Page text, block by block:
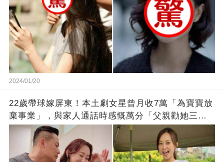
2024/01/20
22歲帶球嫁屏東！本土劇女星曾月收7萬「為寶寶放
棄事業」，與家人通話時感慨萬分「父親勸她三
思」：只有過一次眼淚